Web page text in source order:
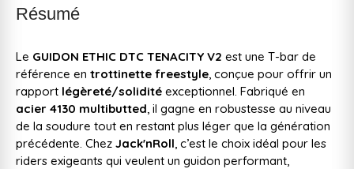
Résumé
Le GUIDON ETHIC DTC TENACITY V2 est une T-bar de
référence en trottinette freestyle, conçue pour offrir un
rapport légèreté/solidité exceptionnel. Fabriqué en
acier 4130 multibutted, il gagne en robustesse au niveau
de la soudure tout en restant plus léger que la génération
précédente. Chez Jack'nRoll, c’est le choix idéal pour les
riders exigeants qui veulent un guidon performant,